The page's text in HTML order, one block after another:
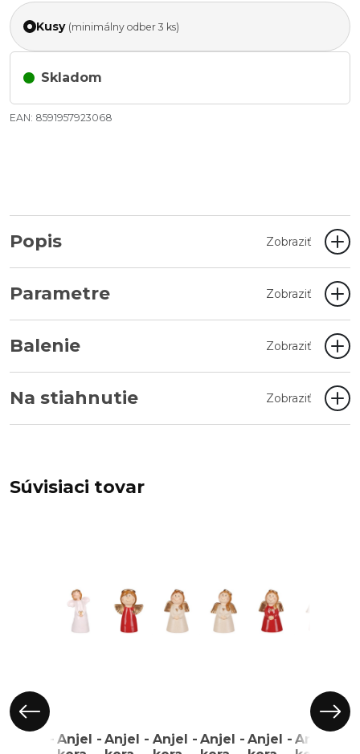
Kusy (minimálny odber 3 ks)
Skladom
EAN: 8591957923068
Popis Zobraziť
Parametre Zobraziť
Balenie Zobraziť
Na stiahnutie Zobraziť
Súvisiaci tovar
Anjel - Anjel - Anjel - Anjel - Anjel - Anjel - Anjel -